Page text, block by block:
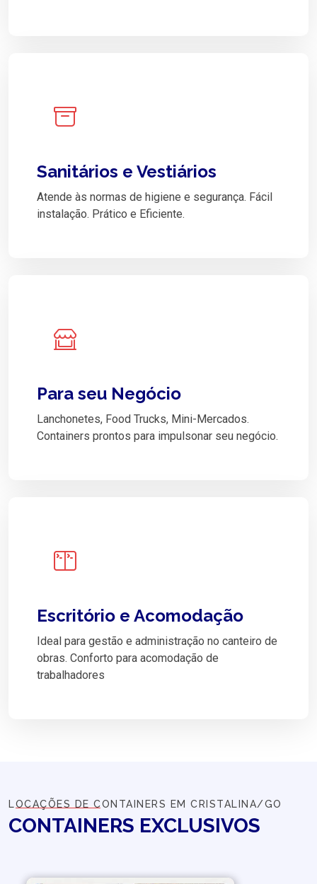
Sanitários e Vestiários
Atende às normas de higiene e segurança. Fácil
instalação. Prático e Eficiente.
Para seu Negócio
Lanchonetes, Food Trucks, Mini-Mercados.
Containers prontos para impulsonar seu negócio.
Escritório e Acomodação
Ideal para gestão e administração no canteiro de
obras. Conforto para acomodação de
trabalhadores
LOCAÇÕES DE CONTAINERS EM CRISTALINA/GO
CONTAINERS EXCLUSIVOS